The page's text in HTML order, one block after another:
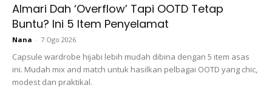
FENOMENA ISTIWA A’DZAM DAN
SEMAKAN ARAH KIBLAT
Pada hari ini, 16 Julai 2022 , Sabtu bersamaan 16 Zulhijjah
Almari Dah ‘Overflow’ Tapi OOTD Tetap
Buntu? Ini 5 Item Penyelamat
Nana - 7 Ogo 2026
Capsule wardrobe hijabi lebih mudah dibina dengan 5 item asas
ini. Mudah mix and match untuk hasilkan pelbagai OOTD yang chic,
modest dan praktikal.